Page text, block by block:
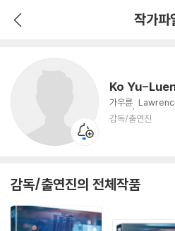
작가파
Ko Yu-
가우륜
감독/출연진
감독/출연진의 전체작품